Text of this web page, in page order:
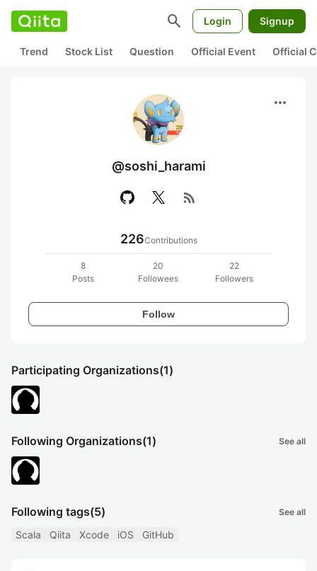
search Login Signup
Trend Stock List Question Official Event Official
more_horiz
@soshi_harami
rss_feed
226Contributions
8
Posts
20
Followees
22
Followers
Follow
Participating Organizations(1)
Following Organizations(1) See all
Following tags(5) See all
Scala Qiita Xcode iOS GitHub